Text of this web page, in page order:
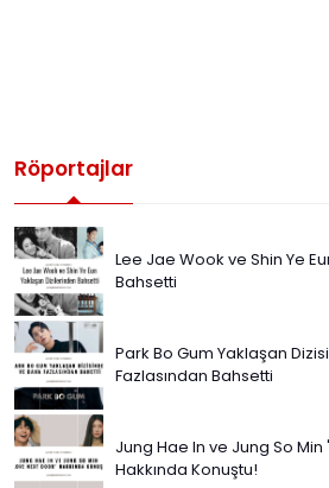
Röportajlar
Lee Jae Wook ve Shin Ye
Bahsetti
Park Bo Gum Yaklaşan
Fazlasından Bahsetti
Jung Hae In ve Jung So Min
Hakkında Konuştu!